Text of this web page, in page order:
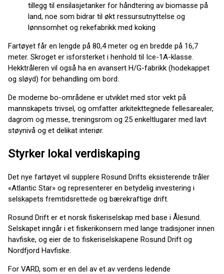
tillegg til ensilasjetanker for håndtering av biomasse på
land, noe som bidrar til økt ressursutnyttelse og
lønnsomhet og rekefabrikk med koking
Fartøyet får en lengde på 80,4 meter og en bredde på 16,7
meter. Skroget er isforsterket i henhold til Ice-1A-klasse.
Hekktråleren vil også ha en avansert H/G-fabrikk (hodekappet
og sløyd) for behandling om bord.
De moderne bo-områdene er utviklet med stor vekt på
mannskapets trivsel, og omfatter arkitekttegnede fellesarealer,
dagrom og messe, treningsrom og 25 enkeltlugarer med lavt
støynivå og et delikat interiør.
Styrker lokal verdiskaping
Det nye fartøyet vil supplere Rosund Drifts eksisterende tråler
«Atlantic Star» og representerer en betydelig investering i
selskapets fremtidsrettede og bærekraftige drift.
Rosund Drift er et norsk fiskeriselskap med base i Ålesund.
Selskapet inngår i et fiskerikonsern med lange tradisjoner innen
havfiske, og eier de to fiskeriselskapene Rosund Drift og
Nordfjord Havfiske.
For VARD, som er en del av et av verdens ledende